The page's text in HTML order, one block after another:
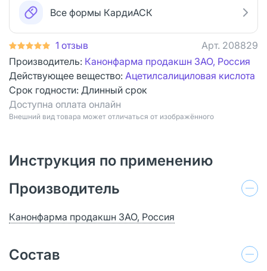
Все формы КардиАСК
1 отзыв Арт. 208829
Производитель: Канонфарма продакшн ЗАО, Россия
Действующее вещество: Ацетилсалициловая кислота
Срок годности: Длинный срок
Доступна оплата онлайн
Bнешний вид товара может отличаться от изображённого
Инструкция по применению
Производитель
Канонфарма продакшн ЗАО, Россия
Состав